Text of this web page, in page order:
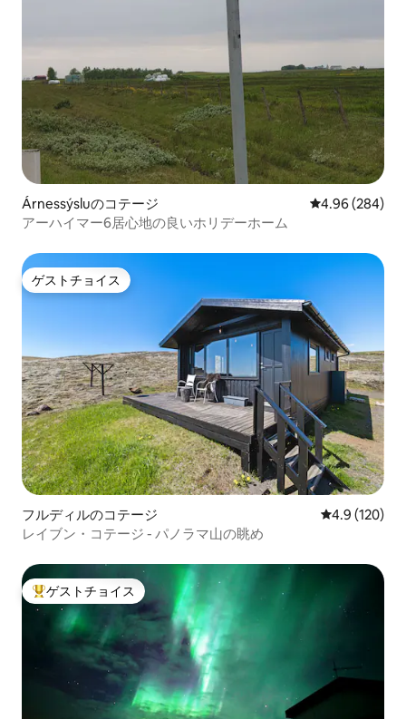
Árnessýsluのコテージ レビュー284
4.96 (284)
アーハイマー6居心地の良いホリデーホーム
ゲストチョイス
ゲストチョイス
フルディルのコテージ レビュー120
4.9 (120)
レイブン・コテージ - パノラマ山の眺め
大好評のゲストチョイスです。
ゲストチョイス